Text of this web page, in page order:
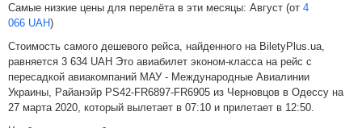
Самые низкие цены для перелёта в эти месяцы: Август (от 4
066 UAH)
Стоимость самого дешевого рейса, найденного на BiletyPlus.ua,
равняется 3 634 UAH Это авиабилет эконом-класса на рейс с
пересадкой авиакомпаний МАУ - Международные Авиалинии
Украины, Райанэйр PS42-FR6897-FR6905 из Черновцов в Одессу на
27 марта 2020, который вылетает в 07:10 и прилетает в 12:50.